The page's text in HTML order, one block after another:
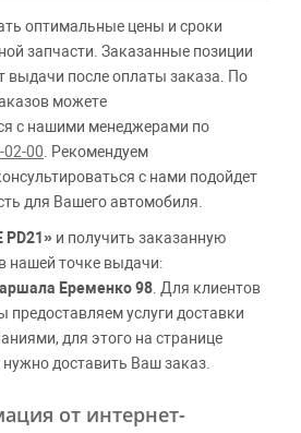
оптимальные цены и сроки
запчасти. Заказанные позиции
выдачи после оплаты заказа. По
можете
с нашими менеджерами по
00 . Рекомендуем
с нами подойдет
для Вашего автомобиля.
PD21» и получить заказанную
нашей точке выдачи:
Еременко 98 . Для клиентов
предоставляем услуги доставки
для этого на странице
доставить Ваш заказ.
от интернет-